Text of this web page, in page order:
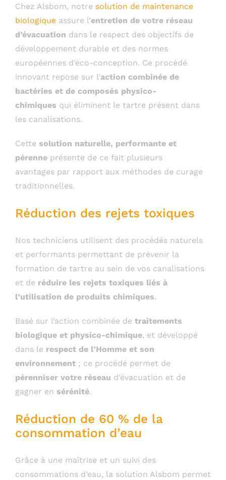
Chez Alsbom, notre solution de maintenance
biologique assure l’entretien de votre réseau
d’évacuation dans le respect des objectifs de
développement durable et des normes
européennes d’éco-conception. Ce procédé
innovant repose sur l’action combinée de
bactéries et de composés physico-
chimiques qui éliminent le tartre présent dans
les canalisations.
Cette solution naturelle, performante et
pérenne présente de ce fait plusieurs
avantages par rapport aux méthodes de curage
traditionnelles.
Réduction des rejets toxiques
Nos techniciens utilisent des procédés naturels
et performants permettant de prévenir la
formation de tartre au sein de vos canalisations
et de réduire les rejets toxiques liés à
l’utilisation de produits chimiques.
Basé sur l’action combinée de traitements
biologique et physico-chimique, et développé
dans le respect de l’Homme et son
environnement ; ce procédé permet de
pérenniser votre réseau d’évacuation et de
gagner en sérénité.
Réduction de 60 % de la
consommation d’eau
Grâce à une maîtrise et un suivi des
consommations d’eau, la solution Alsbom permet